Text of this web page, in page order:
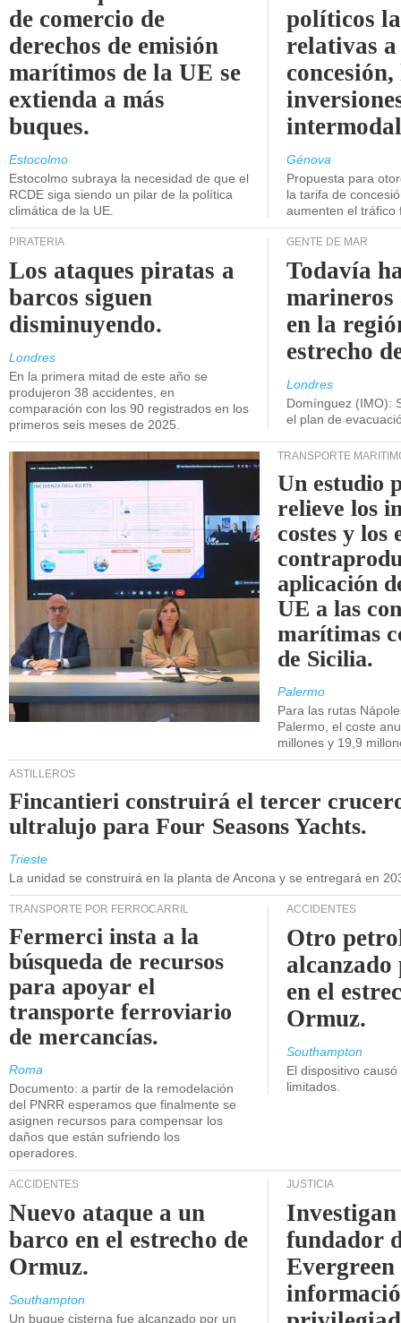
de comercio de
derechos de emisión
marítimos de la UE se
extienda a más
buques.
Estocolmo
Estocolmo subraya la necesidad de que el
RCDE siga siendo un pilar de la política
climática de la UE.
políticos
relativas a
concesión,
Génova
Propuesta para
la tarifa de
aumenten el tráfico
PIRATERÍA
Los ataques piratas a
barcos siguen
disminuyendo.
Londres
En la primera mitad de este año se
produjeron 38 accidentes, en
comparación con los 90 registrados en los
primeros seis meses de 2025.
GENTE DE MAR
Todavía
marineros
en la
estrecho
Londres
Domínguez (IMO):
el plan de
TRANSPORTE
Un estudio
relieve los
costes y los
aplicación
UE a las
marítimas
de Sicilia.
Palermo
Para las rutas
Palermo, el coste
millones y 19,9
ASTILLEROS
Fincantieri construirá el tercer
ultralujo para Four Seasons Yachts.
Trieste
La unidad se construirá en la planta de Ancona y se entregará en
TRANSPORTE POR FERROCARRIL
Fermerci insta a la
búsqueda de recursos
para apoyar el
transporte ferroviario
de mercancías.
Roma
Documento: a partir de la remodelación
del PNRR esperamos que finalmente se
asignen recursos para compensar los
daños que están sufriendo los
operadores.
ACCIDENTES
Otro
en el
Ormuz.
Southampton
El dispositivo
limitados.
ACCIDENTES
Nuevo ataque a un
barco en el estrecho de
Ormuz.
Southampton
Un buque cisterna fue alcanzado por un
JUSTICIA
fundador